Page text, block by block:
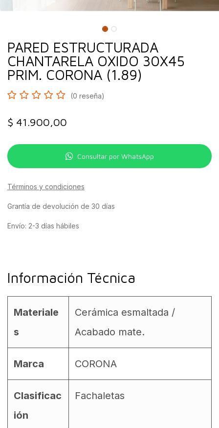
PARED ESTRUCTURADA
CHANTARELA OXIDO 30X45
PRIM. CORONA (1.89)
(0 reseña)
$ 41.900,00
Consultar por WhatsApp
Términos y condiciones
Grantía de devolución de 30 días
Envío: 2-3 días hábiles
Información Técnica
Materiale
s
Cerámica esmaltada /
Acabado mate.
Marca CORONA
Clasificac
ión
Fachaletas